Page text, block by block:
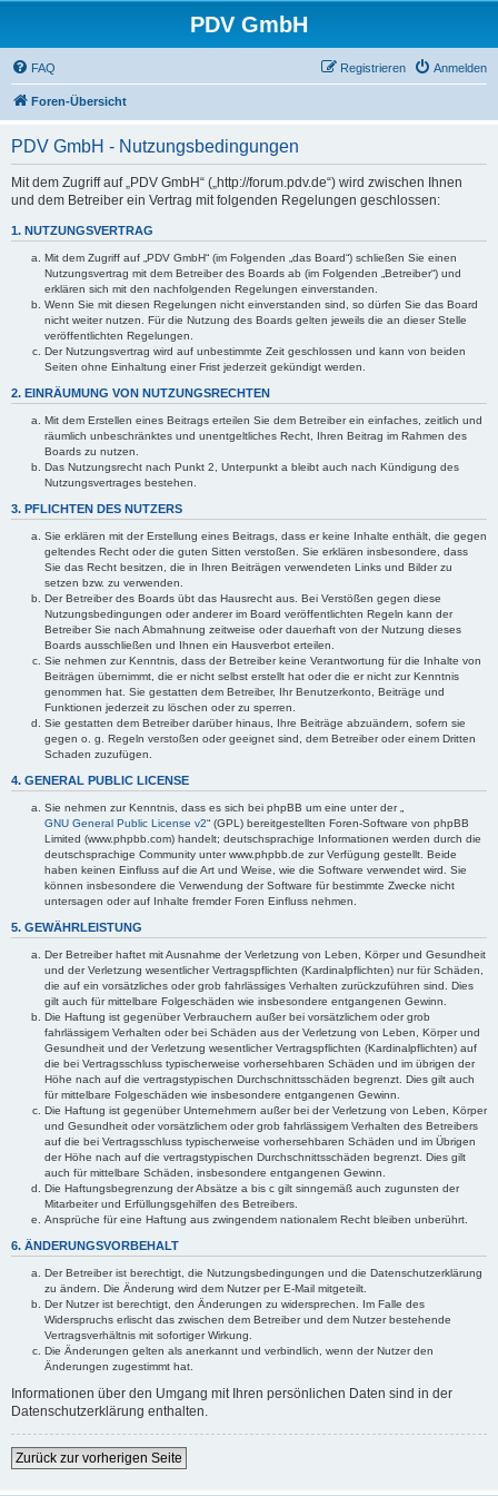
PDV GmbH
FAQ Anmelden
Registrieren
Foren-Übersicht
PDV GmbH - Nutzungsbedingungen
Mit dem Zugriff auf „PDV GmbH“ („http://forum.pdv.de“) wird zwischen Ihnen
und dem Betreiber ein Vertrag mit folgenden Regelungen geschlossen:
1. NUTZUNGSVERTRAG
Mit dem Zugriff auf „PDV GmbH“ (im Folgenden „das Board“) schließen Sie einen
Nutzungsvertrag mit dem Betreiber des Boards ab (im Folgenden „Betreiber“) und
erklären sich mit den nachfolgenden Regelungen einverstanden.
Wenn Sie mit diesen Regelungen nicht einverstanden sind, so dürfen Sie das Board
nicht weiter nutzen. Für die Nutzung des Boards gelten jeweils die an dieser Stelle
veröffentlichten Regelungen.
Der Nutzungsvertrag wird auf unbestimmte Zeit geschlossen und kann von beiden
Seiten ohne Einhaltung einer Frist jederzeit gekündigt werden.
2. EINRÄUMUNG VON NUTZUNGSRECHTEN
Mit dem Erstellen eines Beitrags erteilen Sie dem Betreiber ein einfaches, zeitlich und
räumlich unbeschränktes und unentgeltliches Recht, Ihren Beitrag im Rahmen des
Boards zu nutzen.
Das Nutzungsrecht nach Punkt 2, Unterpunkt a bleibt auch nach Kündigung des
Nutzungsvertrages bestehen.
3. PFLICHTEN DES NUTZERS
Sie erklären mit der Erstellung eines Beitrags, dass er keine Inhalte enthält, die gegen
geltendes Recht oder die guten Sitten verstoßen. Sie erklären insbesondere, dass
Sie das Recht besitzen, die in Ihren Beiträgen verwendeten Links und Bilder zu
setzen bzw. zu verwenden.
Der Betreiber des Boards übt das Hausrecht aus. Bei Verstößen gegen diese
Nutzungsbedingungen oder anderer im Board veröffentlichten Regeln kann der
Betreiber Sie nach Abmahnung zeitweise oder dauerhaft von der Nutzung dieses
Boards ausschließen und Ihnen ein Hausverbot erteilen.
Sie nehmen zur Kenntnis, dass der Betreiber keine Verantwortung für die Inhalte von
Beiträgen übernimmt, die er nicht selbst erstellt hat oder die er nicht zur Kenntnis
genommen hat. Sie gestatten dem Betreiber, Ihr Benutzerkonto, Beiträge und
Funktionen jederzeit zu löschen oder zu sperren.
Sie gestatten dem Betreiber darüber hinaus, Ihre Beiträge abzuändern, sofern sie
gegen o. g. Regeln verstoßen oder geeignet sind, dem Betreiber oder einem Dritten
Schaden zuzufügen.
4. GENERAL PUBLIC LICENSE
Sie nehmen zur Kenntnis, dass es sich bei phpBB um eine unter der „
GNU General Public License v2“ (GPL) bereitgestellten Foren-Software von phpBB
Limited (www.phpbb.com) handelt; deutschsprachige Informationen werden durch die
deutschsprachige Community unter www.phpbb.de zur Verfügung gestellt. Beide
haben keinen Einfluss auf die Art und Weise, wie die Software verwendet wird. Sie
können insbesondere die Verwendung der Software für bestimmte Zwecke nicht
untersagen oder auf Inhalte fremder Foren Einfluss nehmen.
5. GEWÄHRLEISTUNG
Der Betreiber haftet mit Ausnahme der Verletzung von Leben, Körper und Gesundheit
und der Verletzung wesentlicher Vertragspflichten (Kardinalpflichten) nur für Schäden,
die auf ein vorsätzliches oder grob fahrlässiges Verhalten zurückzuführen sind. Dies
gilt auch für mittelbare Folgeschäden wie insbesondere entgangenen Gewinn.
Die Haftung ist gegenüber Verbrauchern außer bei vorsätzlichem oder grob
fahrlässigem Verhalten oder bei Schäden aus der Verletzung von Leben, Körper und
Gesundheit und der Verletzung wesentlicher Vertragspflichten (Kardinalpflichten) auf
die bei Vertragsschluss typischerweise vorhersehbaren Schäden und im übrigen der
Höhe nach auf die vertragstypischen Durchschnittsschäden begrenzt. Dies gilt auch
für mittelbare Folgeschäden wie insbesondere entgangenen Gewinn.
Die Haftung ist gegenüber Unternehmern außer bei der Verletzung von Leben, Körper
und Gesundheit oder vorsätzlichem oder grob fahrlässigem Verhalten des Betreibers
auf die bei Vertragsschluss typischerweise vorhersehbaren Schäden und im Übrigen
der Höhe nach auf die vertragstypischen Durchschnittsschäden begrenzt. Dies gilt
auch für mittelbare Schäden, insbesondere entgangenen Gewinn.
Die Haftungsbegrenzung der Absätze a bis c gilt sinngemäß auch zugunsten der
Mitarbeiter und Erfüllungsgehilfen des Betreibers.
Ansprüche für eine Haftung aus zwingendem nationalem Recht bleiben unberührt.
6. ÄNDERUNGSVORBEHALT
Der Betreiber ist berechtigt, die Nutzungsbedingungen und die Datenschutzerklärung
zu ändern. Die Änderung wird dem Nutzer per E-Mail mitgeteilt.
Der Nutzer ist berechtigt, den Änderungen zu widersprechen. Im Falle des
Widerspruchs erlischt das zwischen dem Betreiber und dem Nutzer bestehende
Vertragsverhältnis mit sofortiger Wirkung.
Die Änderungen gelten als anerkannt und verbindlich, wenn der Nutzer den
Änderungen zugestimmt hat.
Informationen über den Umgang mit Ihren persönlichen Daten sind in der
Datenschutzerklärung enthalten.
Zurück zur vorherigen Seite